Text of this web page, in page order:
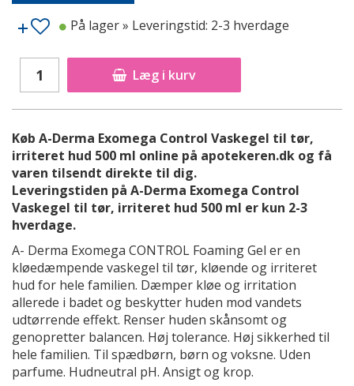
Læg i kurv
På lager» Leveringstid: 2-3 hverdage
Køb A-Derma Exomega Control Vaskegel til tør,
irriteret hud 500 ml online på apotekeren.dk og få
varen tilsendt direkte til dig.
Leveringstiden på A-Derma Exomega Control
Vaskegel til tør, irriteret hud 500 ml er kun 2-3
hverdage.
A- Derma Exomega CONTROL Foaming Gel er en
kløedæmpende vaskegel til tør, kløende og irriteret
hud for hele familien. Dæmper kløe og irritation
allerede i badet og beskytter huden mod vandets
udtørrende effekt. Renser huden skånsomt og
genopretter balancen. Høj tolerance. Høj sikkerhed til
hele familien. Til spædbørn, børn og voksne. Uden
parfume. Hudneutral pH. Ansigt og krop.